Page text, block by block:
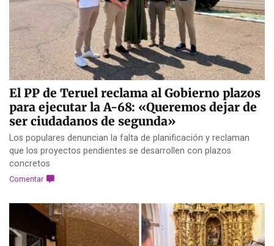
El PP de Teruel reclama al Gobierno plazos
para ejecutar la A-68: «Queremos dejar de
ser ciudadanos de segunda»
Los populares denuncian la falta de planificación y reclaman
que los proyectos pendientes se desarrollen con plazos
concretos
Comentar